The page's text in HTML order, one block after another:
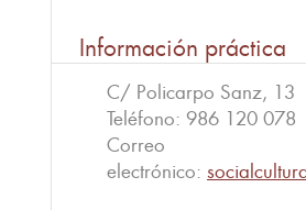
Información práctica
C/ Policarpo Sanz, 13
Teléfono: 986 120 078
Correo
electrónico: